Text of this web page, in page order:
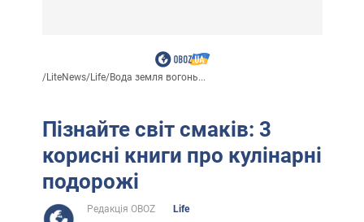
/LiteNews/Life/Вода земля вогонь...
Пізнайте світ смаків: 3
корисні книги про кулінарні
подорожі
Редакція OBOZ
Life